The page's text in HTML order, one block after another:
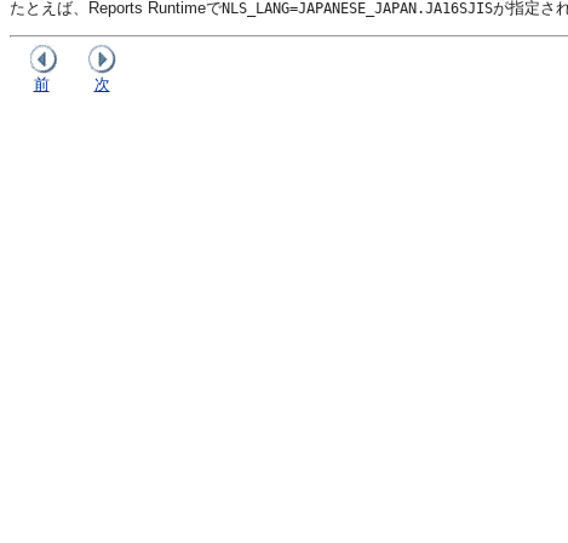
たとえば、Reports RuntimeでNLS_LANG=JAPANESE_JAPAN.JA16SJISが指定さ
前 次